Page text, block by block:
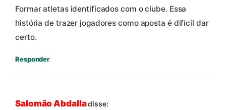
Formar atletas identificados com o clube. Essa
história de trazer jogadores como aposta é difícil dar
certo.
Responder
Salomão Abdalladisse: